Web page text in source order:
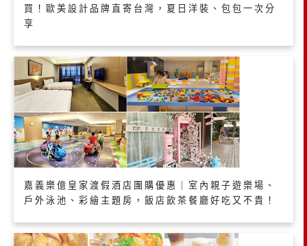
買！歐美設計品牌直寄台灣，夏日洋裝、包包一次分
享
嘉義樂億皇家渡假酒店團購優惠｜室內親子遊樂場、
戶外泳池、彩繪主題房，飯店飲茶餐廳好吃又不貴！